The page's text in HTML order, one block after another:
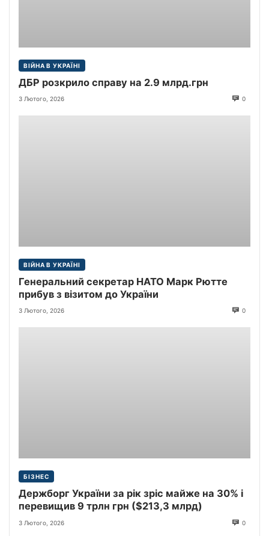
ВІЙНА В УКРАЇНІ
ДБР розкрило справу на 2.9 млрд.грн
3 Лютого, 2026 0
ВІЙНА В УКРАЇНІ
Генеральний секретар НАТО Марк Рютте
прибув з візитом до України
3 Лютого, 2026 0
БІЗНЕС
Держборг України за рік зріс майже на 30% і
перевищив 9 трлн грн ($213,3 млрд)
3 Лютого, 2026 0